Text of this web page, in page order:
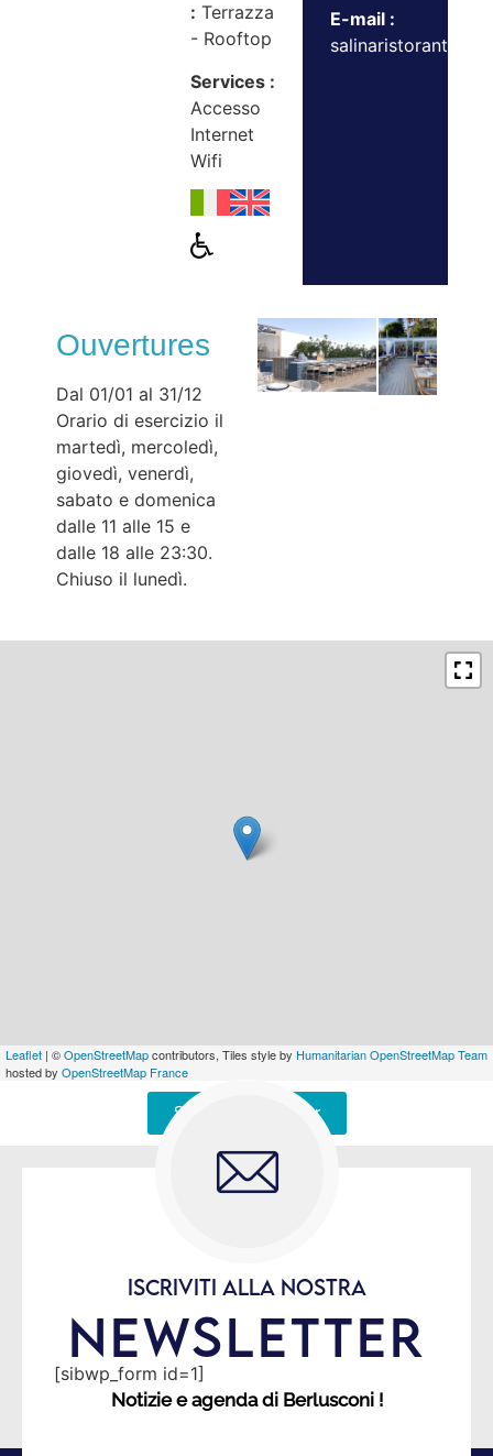
: Terrazza
- Rooftop
Services :
Accesso
Internet
Wifi
E-mail :
Ouvertures
Dal 01/01 al 31/12
Orario di esercizio il
martedì, mercoledì,
giovedì, venerdì,
sabato e domenica
dalle 11 alle 15 e
dalle 18 alle 23:30.
Chiuso il lunedì.
Leaflet | ©OpenStreetMapcontributors, Tiles style by Humanitarian OpenStreetMap Team
hosted by OpenStreetMap France
Signaler une erreur
ISCRIVITI ALLA NOSTRA
NEWSLETTER
[sibwp_form id=1]
Notizie e agenda di Berlusconi !